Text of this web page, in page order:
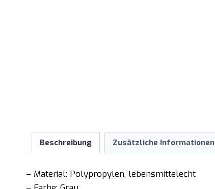
Beschreibung Zusätzliche Informationen
– Material: Polypropylen, lebensmittelecht